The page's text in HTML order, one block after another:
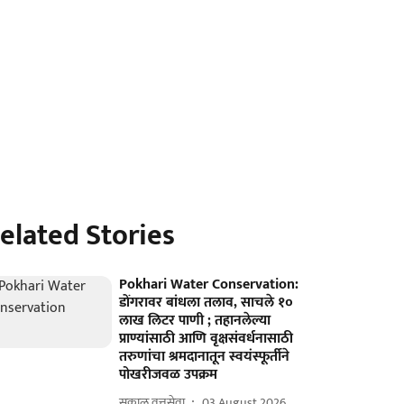
Stories
Pokhari Water Conservation:
डोंगरावर बांधला तलाव, साचले १०
लाख लिटर पाणी ; तहानलेल्या
प्राण्यांसाठी आणि वृक्षसंवर्धनासाठी
तरुणांचा श्रमदानातून स्वयंस्फूर्तीने
पोखरीजवळ उपक्रम